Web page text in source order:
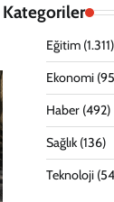
Kategoriler
Eğitim(1.311)
Ekonomi
Haber(492)
Sağlık(136)
Teknoloji